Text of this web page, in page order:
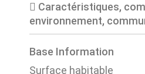
Caractéristiques,
environnement,
Base Information
Surface habitable